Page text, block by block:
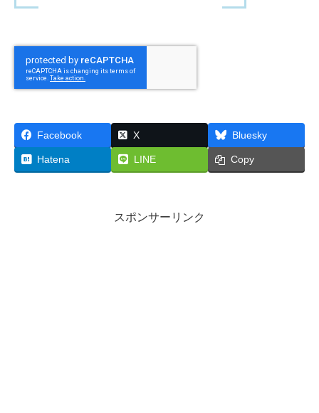
Facebook X Bluesky
Hatena LINE Copy
スポンサーリンク